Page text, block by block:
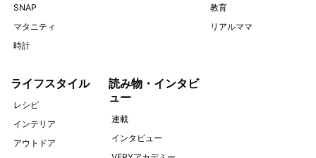
SNAP
マタニティ
時計
教育
リアルママ
ライフスタイル
レシピ
インテリア
アウトドア
読み物・インタビ
ュー
連載
インタビュー